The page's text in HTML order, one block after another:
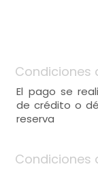
Condiciones
El pago se
de crédito o
reserva
Condiciones